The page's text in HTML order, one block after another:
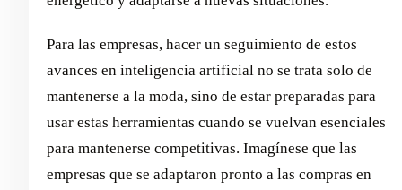
Para las empresas, hacer un seguimiento de estos
avances en inteligencia artificial no se trata solo de
mantenerse a la moda, sino de estar preparadas para
usar estas herramientas cuando se vuelvan esenciales
para mantenerse competitivas. Imagínese que las
empresas que se adaptaron pronto a las compras en